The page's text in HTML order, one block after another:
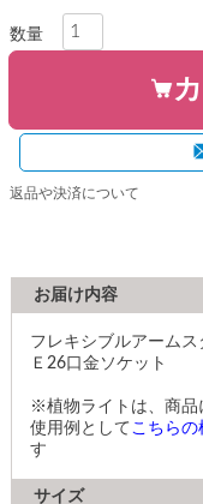
返品や決済について
お届け内容
フレキシブルアームス
Ｅ26口金ソケット
※植物ライトは、商品
使用例として こちらの
す
サイズ